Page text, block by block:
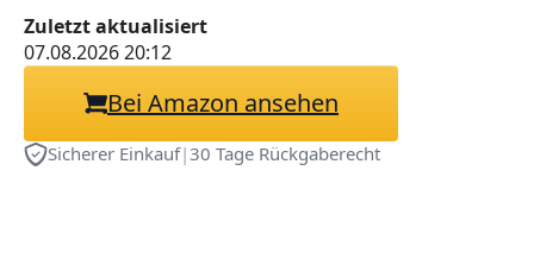
Zuletzt aktualisiert
07.08.2026 20:12
Bei Amazon ansehen
Sicherer Einkauf|30 Tage Rückgaberecht